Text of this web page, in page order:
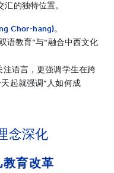
的独特位置。
Chor-hang)。
语教育”与“融合中西文化
注语言，更强调学生在跨
起就强调“人如何成
念深化
育改革